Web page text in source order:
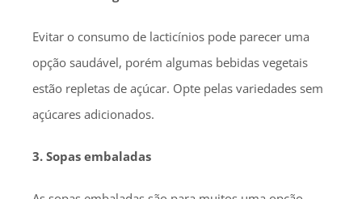
Evitar o consumo de lacticínios pode parecer uma
opção saudável, porém algumas bebidas vegetais
estão repletas de açúcar. Opte pelas variedades sem
açúcares adicionados.
3. Sopas embaladas